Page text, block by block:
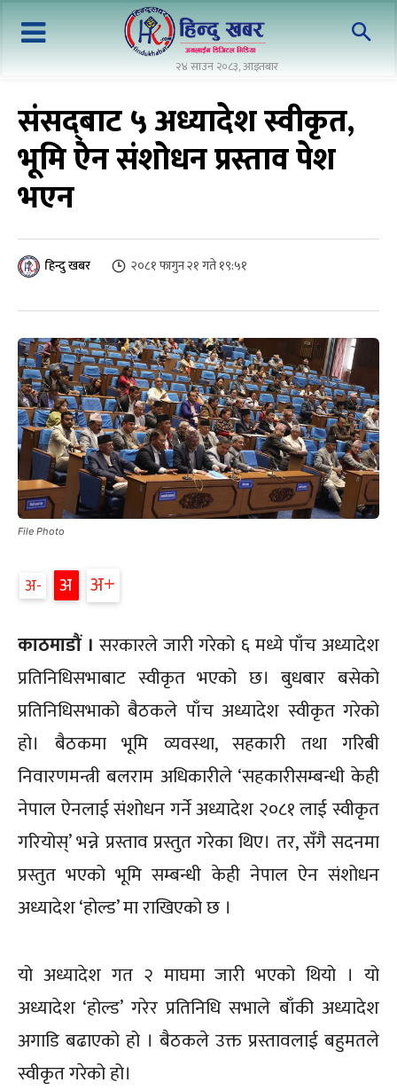
२४ साउन २०८३, आइतबार
संसद्‌बाट ५ अध्यादेश स्वीकृत,
भूमि ऐन संशोधन प्रस्ताव पेश
भएन
हिन्दु खबर २०८१ फागुन २१ गते १९:५१
File Photo
अ- अ अ+
काठमाडौं । सरकारले जारी गरेको ६ मध्ये पाँच अध्यादेश
प्रतिनिधिसभाबाट स्वीकृत भएको छ। बुधबार बसेको
प्रतिनिधिसभाको बैठकले पाँच अध्यादेश स्वीकृत गरेको
हो। बैठकमा भूमि व्यवस्था, सहकारी तथा गरिबी
निवारणमन्त्री बलराम अधिकारीले ‘सहकारीसम्बन्धी केही
नेपाल ऐनलाई संशोधन गर्ने अध्यादेश २०८१ लाई स्वीकृत
गरियोस्’ भन्ने प्रस्ताव प्रस्तुत गरेका थिए। तर, सँगै सदनमा
प्रस्तुत भएको भूमि सम्बन्धी केही नेपाल ऐन संशोधन
अध्यादेश ‘होल्ड’ मा राखिएको छ ।
यो अध्यादेश गत २ माघमा जारी भएको थियो । यो
अध्यादेश ‘होल्ड’ गरेर प्रतिनिधि सभाले बाँकी अध्यादेश
अगाडि बढाएको हो । बैठकले उक्त प्रस्तावलाई बहुमतले
स्वीकृत गरेको हो।